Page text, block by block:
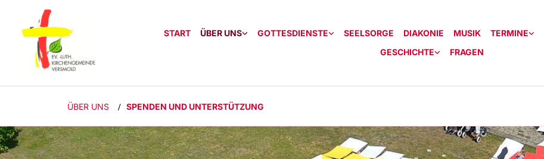
START ÜBER UNS GOTTESDIENSTE SEELSORGE DIAKONIE MUSIK TERMINE
GESCHICHTE
FRAGEN
ÜBER UNS / SPENDEN UND UNTERSTÜTZUNG